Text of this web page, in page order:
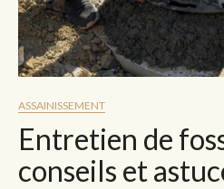
ASSAINISSEMENT
Entretien de
conseils et